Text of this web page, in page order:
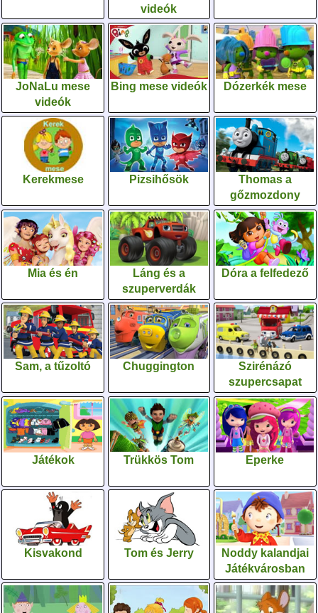
videók
JoNaLu mese
videók
Bing mese videók Dózerkék mese
Kerekmese Pizsihősök
Thomas a
gőzmozdony
Mia és én
Láng és a
szuperverdák
Dóra a felfedező
Sam, a tűzoltó Chuggington
Szirénázó
szupercsapat
Játékok Trükkös Tom Eperke
Kisvakond Tom és Jerry
Noddy kalandjai
Játékvárosban